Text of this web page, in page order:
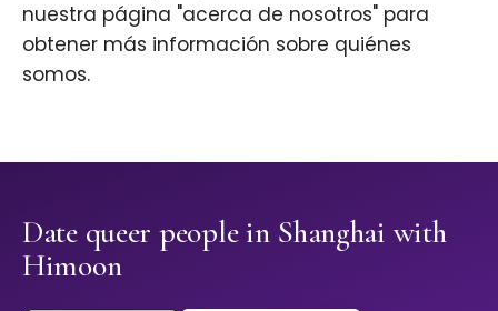
nuestra página "acerca de nosotros" para
obtener más información sobre quiénes
somos.
Date queer people in Shanghai with
Himoon